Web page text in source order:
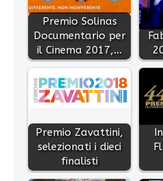
Premio Solinas
Documentario per
il Cinema 2017,…
Premio Zavattini,
selezionati i dieci
finalisti